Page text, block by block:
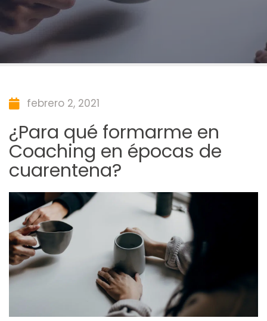
febrero 2, 2021
¿Para qué formarme en
Coaching en épocas de
cuarentena?